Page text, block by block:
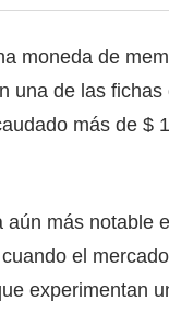
moneda de
una de las
más de $
aún más notable
el
experimentan